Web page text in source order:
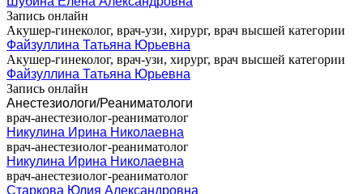
Запись онлайн
Акушер-гинеколог, врач-узи, хирург, врач высшей категории
Файзуллина Татьяна Юрьевна
Акушер-гинеколог, врач-узи, хирург, врач высшей категории
Файзуллина Татьяна Юрьевна
Запись онлайн
Анестезиологи/Реаниматологи
врач-анестезиолог-реаниматолог
Никулина Ирина Николаевна
врач-анестезиолог-реаниматолог
Никулина Ирина Николаевна
врач-анестезиолог-реаниматолог
Старкова Юлия Александровна